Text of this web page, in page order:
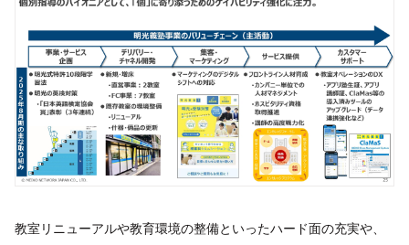
教室リニューアルや教育環境の整備といったハード面の充実や、